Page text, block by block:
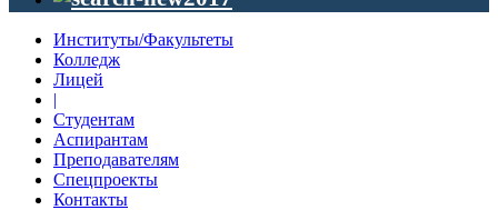
Институты/Факультеты
Колледж
Лицей
|
Студентам
Аспирантам
Преподавателям
Спецпроекты
Контакты